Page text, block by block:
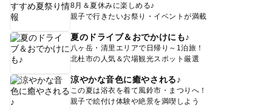
8月＆夏休みに楽しめる♪
親子で行きたいお祭り・イベントが満載
夏のドライブ＆おでかけにも♪
八ヶ岳・清里エリアで日帰り～1泊旅！
北杜市の人気＆穴場観光スポット厳選
涼やかな音色に癒やされる♪
この夏は浴衣を着て風鈴市・まつりへ！
親子で絵付け体験や絶景を満喫しよう